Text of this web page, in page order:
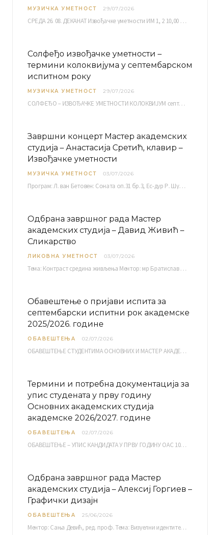
МУЗИЧКА УМЕТНОСТ 29/07/2026
СРЕДА 26. 08. ДЕКАНАТ Извођачке уметности ИМ 1, 2 10,00 ИМ 3, 4 10,30 ИМ…
Солфеђо извођачке уметности –
термини колоквијума у септембарском
испитном року
МУЗИЧКА УМЕТНОСТ 29/07/2026
СОЛФЕЂО – ИЗВОЂАЧКЕ УМЕТНОСТИ КОЛОКВИЈУМ септембарски испитни рок четвртак, 03.09.2026. уч. бр. 12 ПИСМЕНИ…
Завршни концерт Мастер академских
студија – Анастасија Сретић, клавир –
Извођачке уметности
МУЗИЧКА УМЕТНОСТ 03/07/2026
Програм: Л. ван Бетовен: Соната оп.31 бр.3, Ес-дур Р. Шуман: Бечки карневал оп.26 К. Дебиси:…
Одбрана завршног рада Мастер
академских студија – Давид Живић –
Сликарство
ЛИКОВНА УМЕТНОСТ 03/07/2026
Тема: Контраст средина живљења Ментор: мр Братислав Башић, редовни професор Среда, 08.07.2026. у…
Обавештење о пријави испита за
септембарски испитни рок академске
2025/2026. године
ОБАВЕШТЕЊА 02/07/2026
ОБАВЕШТЕЊЕ СТУДЕНТИМА ОСНОВНИХ И МАСТЕР АКАДЕМСКИХ СТУДИЈА ЕЛЕКТРОНСКА ПРИЈАВА ИСПИТА за септембарски испитни рок за…
Термини и потребна документација за
упис студената у прву годину
Основних академских студија
академске 2026/2027. године
ОБАВЕШТЕЊА 02/07/2026
ОБАВЕШТЕЊЕ – УПИС КАНДИДАТА У ПРВУ ГОДИНУ ОАС 10, 13, 14, 15. и…
Одбрана завршног рада Мастер
академских студија – Алексиј Горгиев –
Графички дизајн
ОБАВЕШТЕЊА 25/06/2026
Ментор: Сања Девић, ред. проф. Тема: Визуелни идентитет линије нутриционистичких производа Vita+: Од амбалаже до мултимедијалне комуникације Петак, 03. 07.…